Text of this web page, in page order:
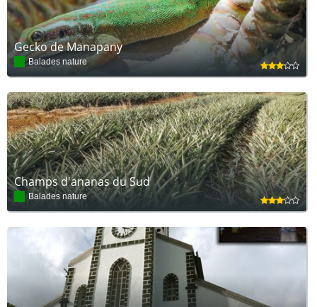
Gecko de Manapany
Balades nature
Champs d'ananas du Sud
Balades nature